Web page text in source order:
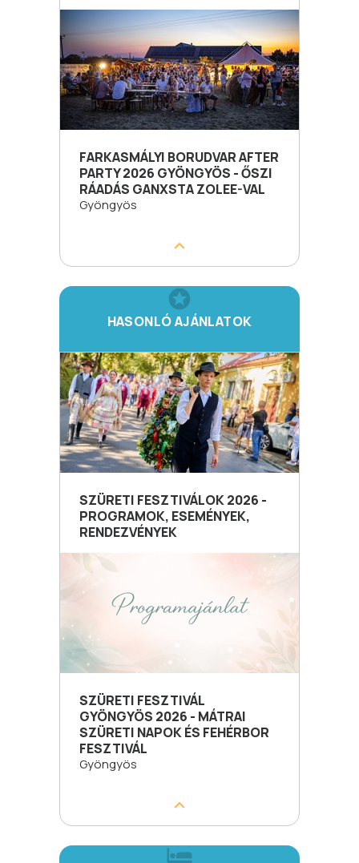
FARKASMÁLYI BORUDVAR AFTER
PARTY 2026 GYÖNGYÖS - ŐSZI
RÁADÁS GANXSTA ZOLEE-VAL
Gyöngyös
HASONLÓ AJÁNLATOK
SZÜRETI FESZTIVÁLOK 2026 -
PROGRAMOK, ESEMÉNYEK,
RENDEZVÉNYEK
SZÜRETI FESZTIVÁL
GYÖNGYÖS 2026 - MÁTRAI
SZÜRETI NAPOK ÉS FEHÉRBOR
FESZTIVÁL
Gyöngyös